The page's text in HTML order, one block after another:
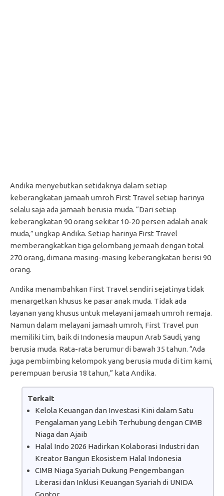
Andika menyebutkan setidaknya dalam setiap
keberangkatan jamaah umroh First Travel setiap harinya
selalu saja ada jamaah berusia muda. “Dari setiap
keberangkatan 90 orang sekitar 10-20 persen adalah anak
muda,” ungkap Andika. Setiap harinya First Travel
memberangkatkan tiga gelombang jemaah dengan total
270 orang, dimana masing-masing keberangkatan berisi 90
orang.
Andika menambahkan First Travel sendiri sejatinya tidak
menargetkan khusus ke pasar anak muda. Tidak ada
layanan yang khusus untuk melayani jamaah umroh remaja.
Namun dalam melayani jamaah umroh, First Travel pun
memiliki tim, baik di Indonesia maupun Arab Saudi, yang
berusia muda. Rata-rata berumur di bawah 35 tahun. “Ada
juga pembimbing kelompok yang berusia muda di tim kami,
perempuan berusia 18 tahun,” kata Andika.
Terkait
Kelola Keuangan dan Investasi Kini dalam Satu
Pengalaman yang Lebih Terhubung dengan CIMB
Niaga dan Ajaib
Halal Indo 2026 Hadirkan Kolaborasi Industri dan
Kreator Bangun Ekosistem Halal Indonesia
CIMB Niaga Syariah Dukung Pengembangan
Literasi dan Inklusi Keuangan Syariah di UNIDA
Gontor